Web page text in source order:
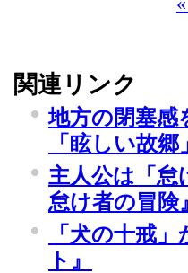
関連リンク
地方の閉塞感
「眩しい故
主人公は「
怠け者の冒険』
「犬の十戒
ト』